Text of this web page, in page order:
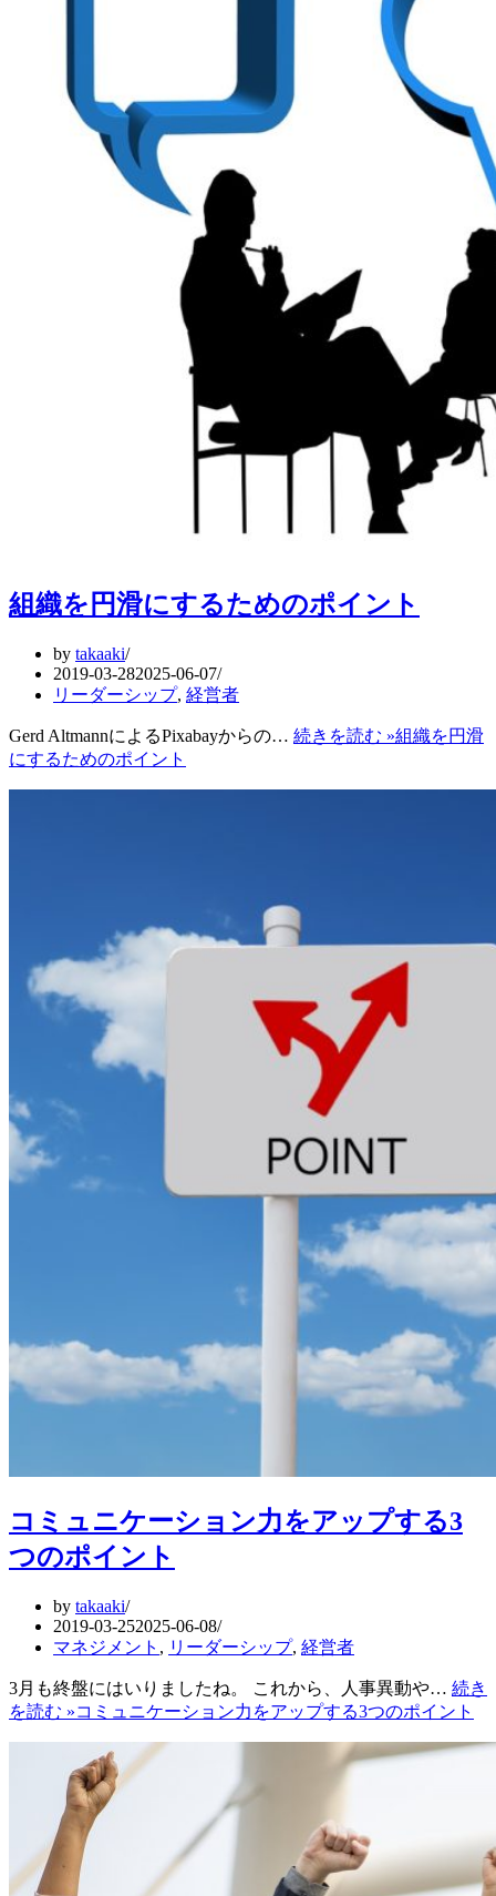
組織を円滑にするためのポイント
by takaaki
2019-03-282025-06-07
リーダーシップ, 経営者
Gerd AltmannによるPixabayからの… 続きを読む »組織を円滑
にするためのポイント
コミュニケーション力をアップする3
つのポイント
by takaaki
2019-03-252025-06-08
マネジメント , リーダーシップ, 経営者
3月も終盤にはいりましたね。 これから、人事異動や… 続き
を読む »コミュニケーション力をアップする3つのポイント